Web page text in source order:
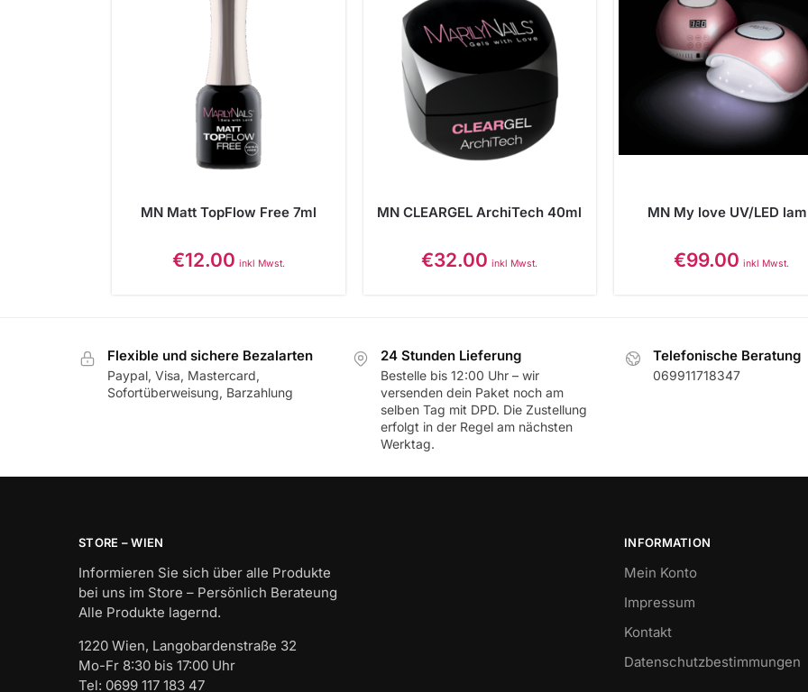
MN Matt TopFlow Free 7ml
€12.00 inkl Mwst.
MN CLEARGEL ArchiTech 40ml
€32.00 inkl Mwst.
MN My love UV/LED
€99.00 inkl Mwst.
Flexible und sichere Bezalarten
Paypal, Visa, Mastercard,
Sofortüberweisung, Barzahlung
24 Stunden Lieferung
Bestelle bis 12:00 Uhr – wir
versenden dein Paket noch am
selben Tag mit DPD. Die Zustellung
erfolgt in der Regel am nächsten
Werktag.
Telefonische Beratung
069911718347
STORE – WIEN
Informieren Sie sich über alle Produkte
bei uns im Store – Persönlich Berateung
Alle Produkte lagernd.
1220 Wien, Langobardenstraße 32
Mo-Fr 8:30 bis 17:00 Uhr
Tel: 0699 117 183 47
INFORMATION
Mein Konto
Impressum
Kontakt
Datenschutzbestimmungen